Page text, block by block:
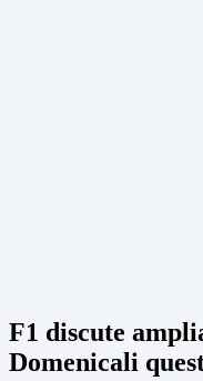
F1 discute
Domenicali